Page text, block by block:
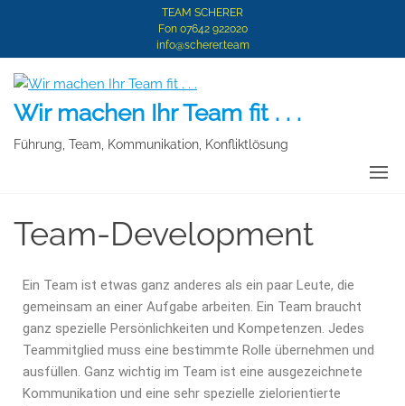
TEAM SCHERER
Fon 07642 922020
info@scherer.team
Wir machen Ihr Team fit . . .
Führung, Team, Kommunikation, Konfliktlösung
Team-Development
Ein Team ist etwas ganz anderes als ein paar Leute, die
gemeinsam an einer Aufgabe arbeiten. Ein Team braucht
ganz spezielle Persönlichkeiten und Kompetenzen. Jedes
Teammitglied muss eine bestimmte Rolle übernehmen und
ausfüllen. Ganz wichtig im Team ist eine ausgezeichnete
Kommunikation und eine sehr spezielle zielorientierte